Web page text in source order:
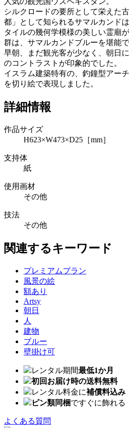
シルクロードの要所として栄えた
都」として知られるサマルカンド
タイルの幾何学模様の美しい霊廟
群は、サマルカンドブルーを堪能
早朝、まだ観光客が少なく、朝日
のコントラストが印象的でした。
イスラム建築特有の、釣鐘型アー
を切り絵で表現しました。
詳細情報
作品サイズ
H623×W473×D25［mm］
支持体
紙
使用画材
その他
技法
その他
関連するキーワード
プレミアムプラン
風景の絵
額あり
Artsy
朝日
人
建物
ブルー
壁掛け可
レンタル期間最低1か月
初回お届け時の送料無料
レンタル料金に補償料込み
ピン類同梱ですぐに飾れる
よくある質問